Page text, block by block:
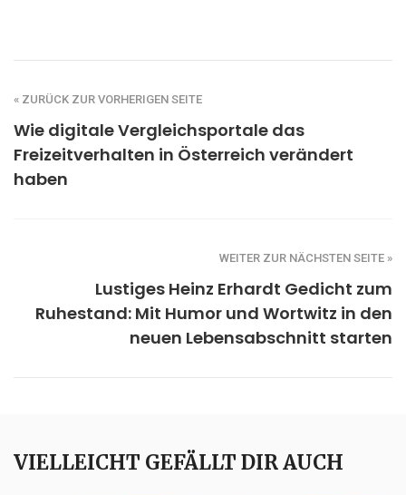
« ZURÜCK ZUR VORHERIGEN SEITE
Wie digitale Vergleichsportale das
Freizeitverhalten in Österreich verändert
haben
WEITER ZUR NÄCHSTEN SEITE »
Lustiges Heinz Erhardt Gedicht zum
Ruhestand: Mit Humor und Wortwitz in den
neuen Lebensabschnitt starten
VIELLEICHT GEFÄLLT DIR AUCH